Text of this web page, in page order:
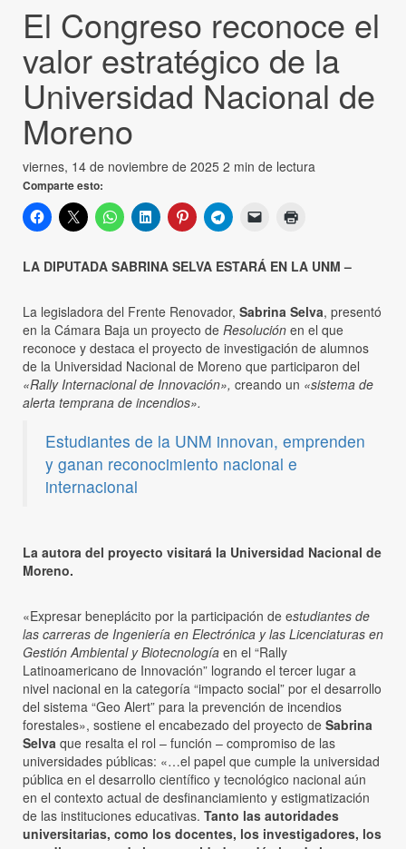
El Congreso reconoce el
valor estratégico de la
Universidad Nacional de
Moreno
viernes, 14 de noviembre de 2025 2 min de lectura
Comparte esto:
LA DIPUTADA SABRINA SELVA ESTARÁ EN LA UNM –
La legisladora del Frente Renovador, Sabrina Selva, presentó
en la Cámara Baja un proyecto de Resolución en el que
reconoce y destaca el proyecto de investigación de alumnos
de la Universidad Nacional de Moreno que participaron del
«Rally Internacional de Innovación», creando un «sistema de
alerta temprana de incendios».
Estudiantes de la UNM innovan, emprenden
y ganan reconocimiento nacional e
internacional
La autora del proyecto visitará la Universidad Nacional de
Moreno.
«Expresar beneplácito por la participación de estudiantes de
las carreras de Ingeniería en Electrónica y las Licenciaturas en
Gestión Ambiental y Biotecnología en el “Rally
Latinoamericano de Innovación” logrando el tercer lugar a
nivel nacional en la categoría “impacto social” por el desarrollo
del sistema “Geo Alert” para la prevención de incendios
forestales», sostiene el encabezado del proyecto de Sabrina
Selva que resalta el rol – función – compromiso de las
universidades públicas: «…el papel que cumple la universidad
pública en el desarrollo científico y tecnológico nacional aún
en el contexto actual de desfinanciamiento y estigmatización
de las instituciones educativas. Tanto las autoridades
universitarias, como los docentes, los investigadores, los